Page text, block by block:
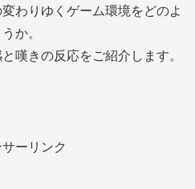
わりゆくゲーム環境をどのよ
か。
嘆きの反応をご紹介します。
ーリンク